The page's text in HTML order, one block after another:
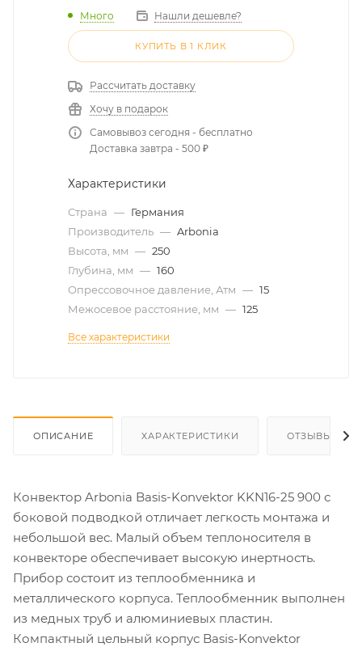
Много Нашли дешевле?
КУПИТЬ В 1 КЛИК
Рассчитать доставку
Хочу в подарок
Самовывоз сегодня - бесплатно
Доставка завтра - 500 ₽
Характеристики
Страна — Германия
Производитель — Arbonia
Высота, мм — 250
Глубина, мм — 160
Опрессовочное давление, Атм — 15
Межосевое расстояние, мм — 125
Все характеристики
ОПИСАНИЕ ХАРАКТЕРИСТИКИ ОТЗЫВЫ
Конвектор Arbonia Basis-Konvektor KKN16-25 900 с
боковой подводкой отличает легкость монтажа и
небольшой вес. Малый объем теплоносителя в
конвекторе обеспечивает высокую инертность.
Прибор состоит из теплообменника и
металлического корпуса. Теплообменник выполнен
из медных труб и алюминиевых пластин.
Компактный цельный корпус Basis-Konvektor